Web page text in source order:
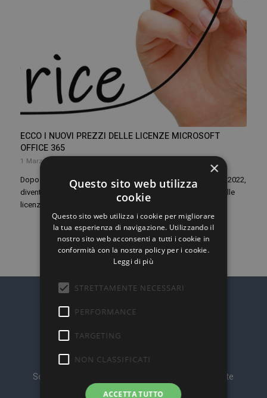
ECCO I NUOVI PREZZI DELLE LICENZE MICROSOFT
OFFICE 365
1 Marzo 2022
Dopo mesi di attesa e incertezza, da oggi, martedì 1° marzo 2022,
diventerà effettivo il tanto discusso incremento di prezzo delle
licenze Microsoft Office 365 - Cloud Solution Provider (CSP).
Soluzioni IT & Printing vicine al Cliente e all’Ambiente
×
Questo sito web utilizza
cookie
Questo sito web utilizza i cookie per migliorare
la tua esperienza di navigazione. Utilizzando il
nostro sito web acconsenti a tutti i cookie in
conformità con la nostra policy per i cookie.
Leggi di più
STRETTAMENTE NECESSARI
PERFORMANCE
TARGETING
NON CLASSIFICATI
ACCETTA TUTTO